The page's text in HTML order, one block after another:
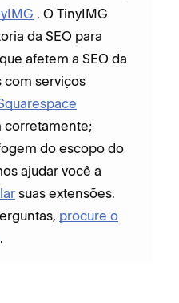
. O TinyIMG
da SEO para
afetem a SEO da
com serviços
corretamente;
do escopo do
ajudar você a
suas extensões.
procure o
.